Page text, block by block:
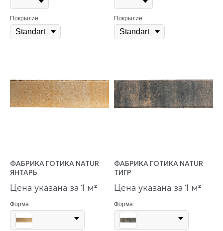
Покрытие Покрытие
ФАБРИКА ГОТИКА NATUR
ЯНТАРЬ
Цена указана за 1 м²
Форма
ФАБРИКА ГОТИКА NATUR
ТИГР
Цена указана за 1 м²
Форма